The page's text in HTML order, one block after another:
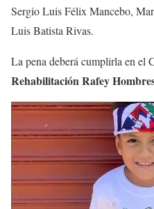
Sergio Luis Félix Mancebo,
Luis Batista Rivas.
La pena deberá cumplirla en el
Rehabilitación Rafey